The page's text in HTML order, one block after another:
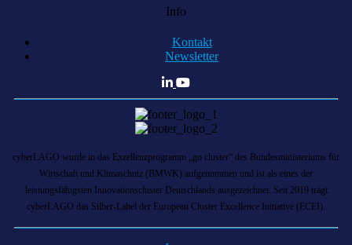
Info
Kontakt
Newsletter
cyberLAGO wurde in das Exzellenzprogramm „go cluster“ des Bundesministeriums für
Wirtschaft und Klimaschutz (BMWK) aufgenommen und ist als eines der
leistungsfähigsten Innovationscluster Deutschlands ausgezeichnet. Seit 2019 trägt
cyberLAGO das Silber-Label der European Cluster Excellence Initiative (ECEI).